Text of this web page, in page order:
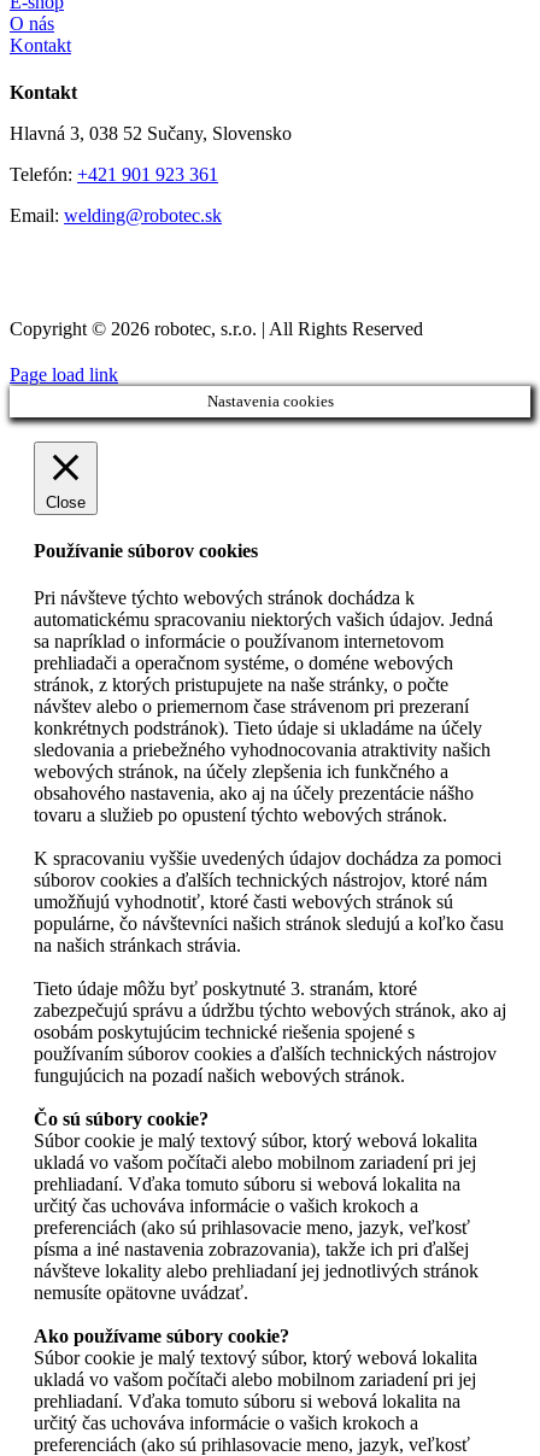
O nás
Kontakt
Kontakt
Hlavná 3, 038 52 Sučany, Slovensko
Telefón: +421 901 923 361
Email: welding@robotec.sk
Copyright © 2026 robotec, s.r.o. | All Rights Reserved
Page load link
Nastavenia cookies
Close
Používanie súborov cookies
Pri návšteve týchto webových stránok dochádza k
automatickému spracovaniu niektorých vašich údajov. Jedná
sa napríklad o informácie o používanom internetovom
prehliadači a operačnom systéme, o doméne webových
stránok, z ktorých pristupujete na naše stránky, o počte
návštev alebo o priemernom čase strávenom pri prezeraní
konkrétnych podstránok). Tieto údaje si ukladáme na účely
sledovania a priebežného vyhodnocovania atraktivity našich
webových stránok, na účely zlepšenia ich funkčného a
obsahového nastavenia, ako aj na účely prezentácie nášho
tovaru a služieb po opustení týchto webových stránok.
K spracovaniu vyššie uvedených údajov dochádza za pomoci
súborov cookies a ďalších technických nástrojov, ktoré nám
umožňujú vyhodnotiť, ktoré časti webových stránok sú
populárne, čo návštevníci našich stránok sledujú a koľko času
na našich stránkach strávia.
Tieto údaje môžu byť poskytnuté 3. stranám, ktoré
zabezpečujú správu a údržbu týchto webových stránok, ako aj
osobám poskytujúcim technické riešenia spojené s
používaním súborov cookies a ďalších technických nástrojov
fungujúcich na pozadí našich webových stránok.
Čo sú súbory cookie?
Súbor cookie je malý textový súbor, ktorý webová lokalita
ukladá vo vašom počítači alebo mobilnom zariadení pri jej
prehliadaní. Vďaka tomuto súboru si webová lokalita na
určitý čas uchováva informácie o vašich krokoch a
preferenciách (ako sú prihlasovacie meno, jazyk, veľkosť
písma a iné nastavenia zobrazovania), takže ich pri ďalšej
návšteve lokality alebo prehliadaní jej jednotlivých stránok
nemusíte opätovne uvádzať.
Ako používame súbory cookie?
Súbor cookie je malý textový súbor, ktorý webová lokalita
ukladá vo vašom počítači alebo mobilnom zariadení pri jej
prehliadaní. Vďaka tomuto súboru si webová lokalita na
určitý čas uchováva informácie o vašich krokoch a
preferenciách (ako sú prihlasovacie meno, jazyk, veľkosť